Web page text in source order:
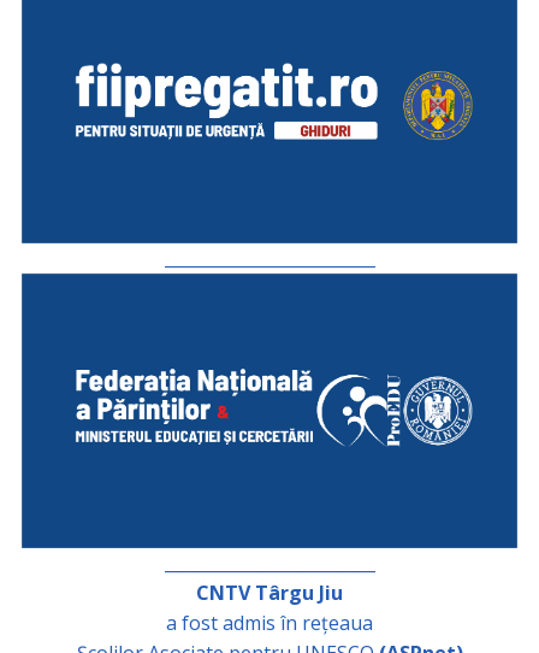
CNTV Târgu Jiu
a fost admis în rețeaua